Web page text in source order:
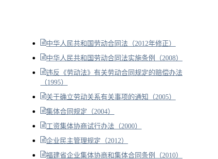
中华人民共和国劳动合同法（2012年修正）
中华人民共和国劳动合同法实施条例（2008）
违反《劳动法》有关劳动合同规定的赔偿办法
（1995）
关于确立劳动关系有关事项的通知（2005）
集体合同规定（2004）
工资集体协商试行办法（2000）
企业民主管理规定（2012）
福建省企业集体协商和集体合同条例（2010）